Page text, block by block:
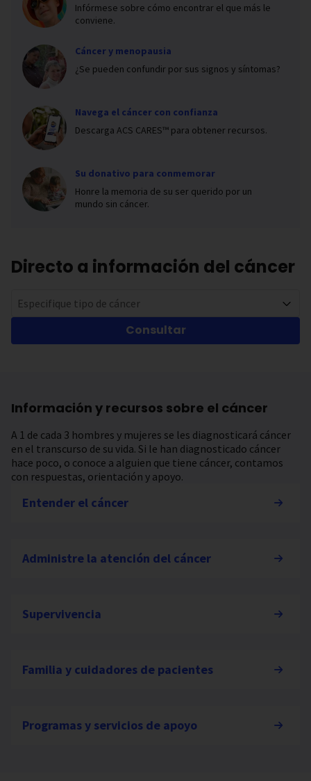
Infórmese sobre cómo encontrar el que más le
conviene.
Cáncer y menopausia
¿Se pueden confundir por sus signos y síntomas?
Navega el cáncer con confianza
Descarga ACS CARES™ para obtener recursos.
Su donativo para conmemorar
Honre la memoria de su ser querido por un
mundo sin cáncer.
Directo a información del cáncer
Especifique tipo de cáncer
Consultar
Información y recursos sobre el cáncer
A 1 de cada 3 hombres y mujeres se les diagnosticará cáncer
en el transcurso de su vida. Si le han diagnosticado cáncer
hace poco, o conoce a alguien que tiene cáncer, contamos
con respuestas, orientación y apoyo.
Entender el cáncer
Administre la atención del cáncer
Supervivencia
Familia y cuidadores de pacientes
Programas y servicios de apoyo